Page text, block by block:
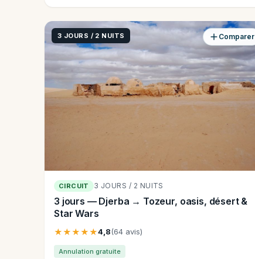
3 JOURS / 2 NUITS
CIRCUIT 3 JOURS / 2 NUITS
3 jours — Djerba → Tozeur, oasis, désert &
Star Wars
★★★★★4,8(64 avis)
Annulation gratuite
Comparer